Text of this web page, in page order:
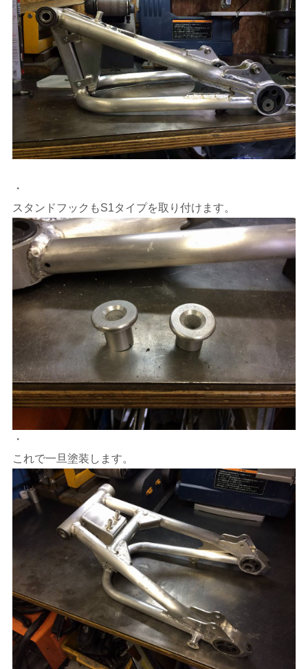
・
スタンドフックもS1タイプを取り付けます。
・
これで一旦塗装します。